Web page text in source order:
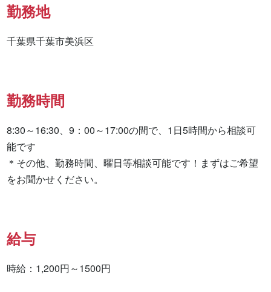
勤務地
千葉県千葉市美浜区
勤務時間
8:30～16:30、9：00～17:00の間で、1日5時間から相談可
能です
＊その他、勤務時間、曜日等相談可能です！まずはご希望
をお聞かせください。
給与
時給：1,200円～1500円